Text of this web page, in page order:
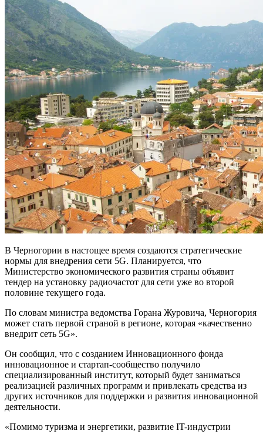
В Черногории в настощее время создаются стратегические
нормы для внедрения сети 5G. Планируется, что
Министерство экономического развития страны объявит
тендер на установку радиочастот для сети уже во второй
половине текущего года.
По словам министра ведомства Горана Журовича, Черногория
может стать первой страной в регионе, которая «качественно
внедрит сеть 5G».
Он сообщил, что с созданием Инновационного фонда
инновационное и стартап-сообщество получило
специализированный институт, который будет заниматься
реализацией различных программ и привлекать средства из
других источников для поддержки и развития инновационной
деятельности.
«Помимо туризма и энергетики, развитие IT-индустрии